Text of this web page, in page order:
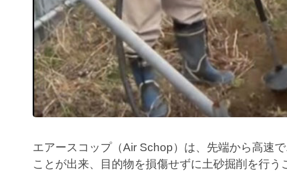
エアースコップ（Air Schop） は、先端から高速
ことが出来、目的物を損傷せずに土砂掘削を行う